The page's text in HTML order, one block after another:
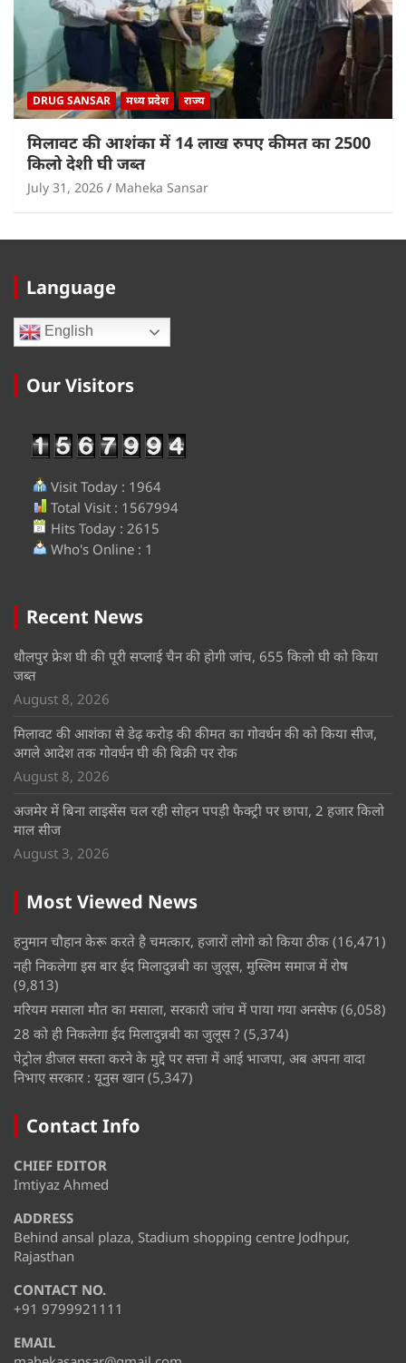
DRUG SANSAR मध्य प्रदेश राज्य
मिलावट की आशंका में 14 लाख रुपए कीमत का 2500
किलो देशी घी जब्त
July 31, 2026 Maheka Sansar
Language
English
Our Visitors
Visit Today : 1964
Total Visit : 1567994
Hits Today : 2615
Who's Online : 1
Recent News
धौलपुर फ्रेश घी की पूरी सप्लाई चैन की होगी जांच, 655 किलो घी को किया
जब्त
August 8, 2026
मिलावट की आशंका से डेढ़ करोड़ की कीमत का गोवर्धन की को किया सीज,
अगले आदेश तक गोवर्धन घी की बिक्री पर रोक
August 8, 2026
अजमेर में बिना लाइसेंस चल रही सोहन पपड़ी फैक्ट्री पर छापा, 2 हजार किलो
माल सीज
August 3, 2026
Most Viewed News
हनुमान चौहान केरू करते है चमत्कार, हजारों लोगो को किया ठीक (16,471)
नही निकलेगा इस बार ईद मिलादुन्नबी का जुलूस, मुस्लिम समाज में रोष
(9,813)
मरियम मसाला मौत का मसाला, सरकारी जांच में पाया गया अनसेफ (6,058)
28 को ही निकलेगा ईद मिलादुन्नबी का जुलूस ? (5,374)
पेट्रोल डीजल सस्ता करने के मुद्दे पर सत्ता में आई भाजपा, अब अपना वादा
निभाए सरकार : यूनुस खान (5,347)
Contact Info
CHIEF EDITOR
Imtiyaz Ahmed
ADDRESS
Behind ansal plaza, Stadium shopping centre Jodhpur,
Rajasthan
CONTACT NO.
+91 9799921111
EMAIL